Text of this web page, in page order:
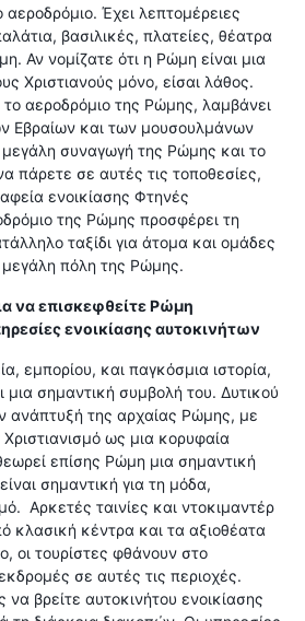
Έχει λεπτομέρειες
βασιλικές, πλατείες, θέατρα
Αν νομίζατε ότι η Ρώμη είναι μια
Χριστιανούς μόνο, είσαι λάθος.
αεροδρόμιο της Ρώμης, λαμβάνει
Εβραίων και των μουσουλμάνων
μεγάλη συναγωγή της Ρώμης και το
πάρετε σε αυτές τις τοποθεσίες,
ενοικίασης Φτηνές
της Ρώμης προσφέρει τη
ταξίδι για άτομα και ομάδες
μεγάλη πόλη της Ρώμης.
να επισκεφθείτε Ρώμη
ενοικίασης αυτοκινήτων
εμπορίου, και παγκόσμια ιστορία,
σημαντική συμβολή του. Δυτικού
ανάπτυξή της αρχαίας Ρώμης, με
ως μια κορυφαία
επίσης Ρώμη μια σημαντική
σημαντική για τη μόδα,
Αρκετές ταινίες και ντοκιμαντέρ
κλασική κέντρα και τα αξιοθέατα
οι τουρίστες φθάνουν στο
σε αυτές τις περιοχές.
βρείτε αυτοκινήτου ενοικίασης